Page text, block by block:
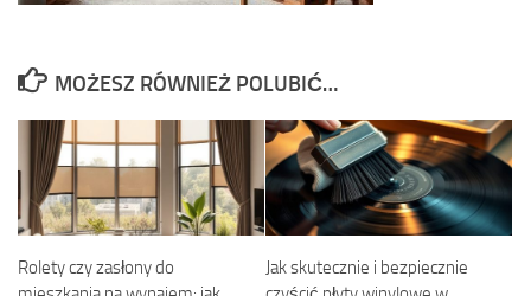
MOŻESZ RÓWNIEŻ POLUBIĆ…
Rolety czy zasłony do
Jak skutecznie i bezpiecznie